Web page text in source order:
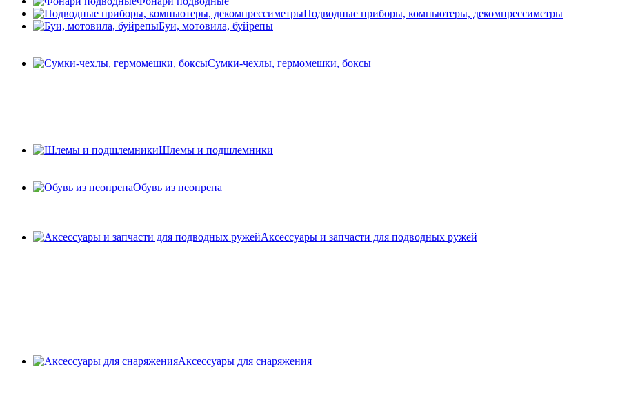
Подводные приборы, компьютеры, декомпрессиметры
Буи, мотовила, буйрепы
Сумки-чехлы, гермомешки, боксы
Шлемы и подшлемники
Обувь из неопрена
Аксессуары и запчасти для подводных ружей
Аксессуары для снаряжения